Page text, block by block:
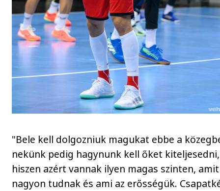
"Bele kell dolgozniuk magukat ebbe a
nekünk pedig hagynunk kell őket kiteljesedni,
hiszen azért vannak ilyen magas szinten, amit
nagyon tudnak és ami az erősségük.